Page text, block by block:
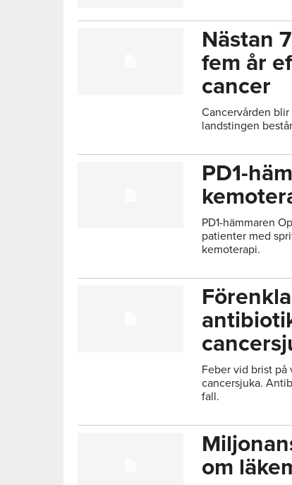
Nästan
fem år
cancer
Cancervården
landstingen
PD1-
PD1-hämmaren
patienter med
kemoterapi.
Feber vid brist
cancersjuka.
fall.
om